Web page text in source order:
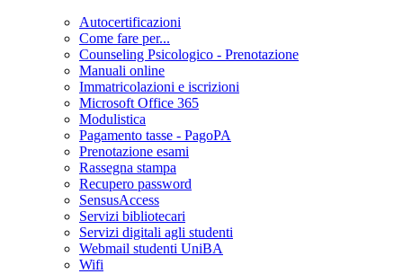
Autocertificazioni
Come fare per...
Counseling Psicologico - Prenotazione
Manuali online
Immatricolazioni e iscrizioni
Microsoft Office 365
Modulistica
Pagamento tasse - PagoPA
Prenotazione esami
Rassegna stampa
Recupero password
SensusAccess
Servizi bibliotecari
Servizi digitali agli studenti
Webmail studenti UniBA
Wifi